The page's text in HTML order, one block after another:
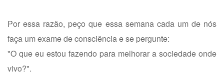
Por essa razão, peço que essa semana cada um de nós
faça um exame de consciência e se pergunte:
"O que eu estou fazendo para melhorar a sociedade onde
vivo?".